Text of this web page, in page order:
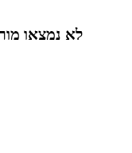
לא נמצאו